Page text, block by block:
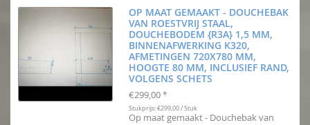
OP MAAT GEMAAKT - DOUCHEBAK
VAN ROESTVRIJ STAAL,
DOUCHEBODEM {R3A} 1,5 MM,
BINNENAFWERKING K320,
AFMETINGEN 720X780 MM,
HOOGTE 80 MM, INCLUSIEF RAND,
VOLGENS SCHETS
€299,00 *
Stukprijs: €299,00 / Stuk
Op maat gemaakt - Douchebak van